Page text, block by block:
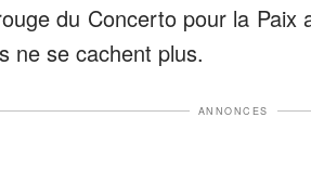
du Concerto pour la Paix
ne se cachent plus.
ANNONCES